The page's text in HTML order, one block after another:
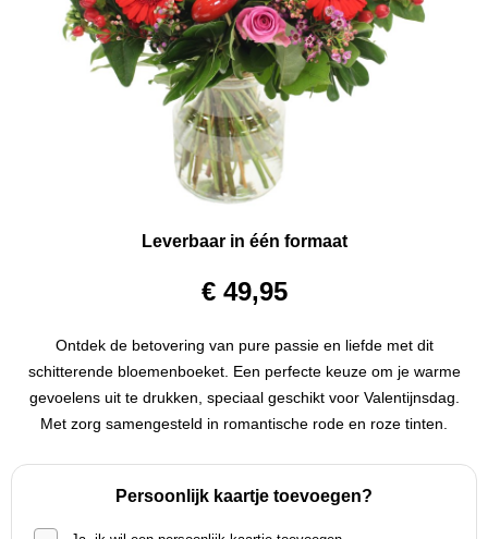
Leverbaar in één formaat
€ 49,95
Ontdek de betovering van pure passie en liefde met dit
schitterende bloemenboeket. Een perfecte keuze om je warme
gevoelens uit te drukken, speciaal geschikt voor Valentijnsdag.
Met zorg samengesteld in romantische rode en roze tinten.
Persoonlijk kaartje toevoegen?